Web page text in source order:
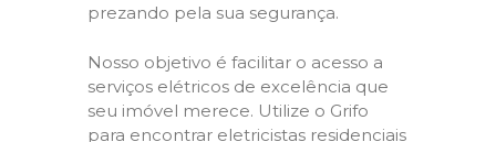
prezando pela sua segurança.
Nosso objetivo é facilitar o acesso a
serviços elétricos de excelência que
seu imóvel merece. Utilize o Grifo
para encontrar eletricistas residenciais